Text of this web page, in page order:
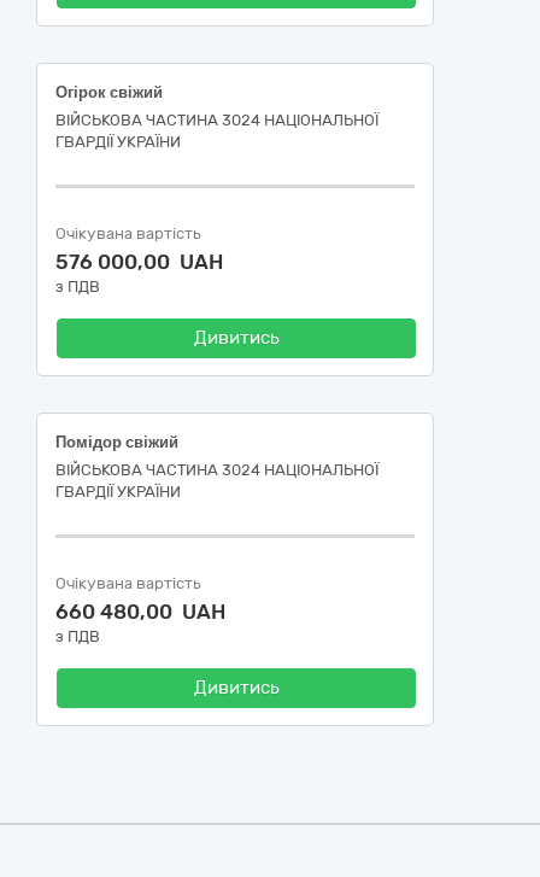
Огірок свіжий
ВІЙСЬКОВА ЧАСТИНА 3024 НАЦІОНАЛЬНОЇ
ГВАРДІЇ УКРАЇНИ
Очікувана вартість
576 000,00 UAH
з ПДВ
Дивитись
Помідор свіжий
ВІЙСЬКОВА ЧАСТИНА 3024 НАЦІОНАЛЬНОЇ
ГВАРДІЇ УКРАЇНИ
Очікувана вартість
660 480,00 UAH
з ПДВ
Дивитись